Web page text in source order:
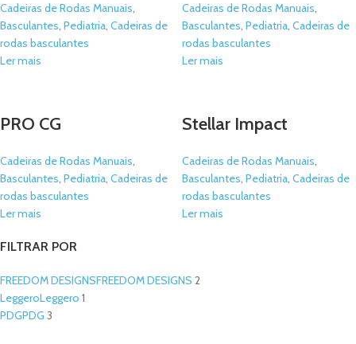
FILTRAR POR
FREEDOM DESIGNSFREEDOM DESIGNS 2
LeggeroLeggero 1
PDGPDG 3
Cadeiras de Rodas Manuais,
Basculantes, Pediatria, Cadeiras de
rodas basculantes
Ler mais
Cadeiras de Rodas Manuais,
Basculantes, Pediatria, Cadeiras de
rodas basculantes
Ler mais
PRO CG
Cadeiras de Rodas Manuais,
Basculantes, Pediatria, Cadeiras de
rodas basculantes
Ler mais
Stellar Impact
Cadeiras de Rodas Manuais,
Basculantes, Pediatria, Cadeiras de
rodas basculantes
Ler mais